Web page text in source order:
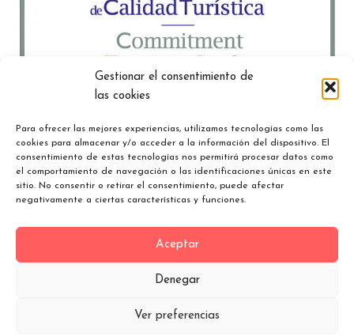
Gestionar el consentimiento de
las cookies
Para ofrecer las mejores experiencias, utilizamos tecnologías como las
cookies para almacenar y/o acceder a la información del dispositivo. El
consentimiento de estas tecnologías nos permitirá procesar datos como
el comportamiento de navegación o las identificaciones únicas en este
sitio. No consentir o retirar el consentimiento, puede afectar
negativamente a ciertas características y funciones.
Aceptar
Denegar
Ver preferencias